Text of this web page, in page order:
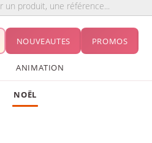
NOUVEAUTES PROMOS
ANIMATION
NOËL